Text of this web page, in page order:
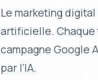
Le marketing
artificielle. Chaque
campagne Google
par l’IA.